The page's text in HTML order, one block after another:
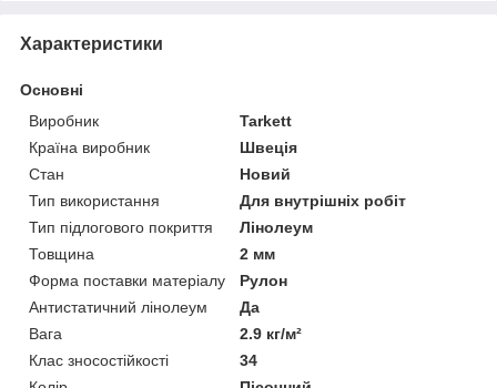
Характеристики
Основні
Виробник
Tarkett
Країна виробник
Швеція
Стан
Новий
Тип використання
Для внутрішніх робіт
Тип підлогового покриття
Лінолеум
Товщина
2 мм
Форма поставки матеріалу
Рулон
Антистатичний лінолеум
Да
Вага
2.9 кг/м²
Клас зносостійкості
34